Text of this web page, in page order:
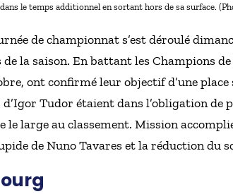
le temps additionnel en sortant hors de sa surface.
de championnat s’est déroulé
la saison. En battant les Champions de
ont confirmé leur objectif d’une
d’Igor Tudor étaient dans l’obligation
large au classement. Mission
de Nuno Tavares et la réduction du